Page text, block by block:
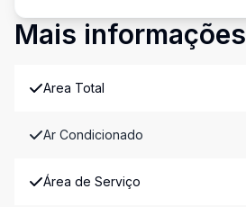
Mais informações
Area Total
Ar Condicionado
Área de Serviço